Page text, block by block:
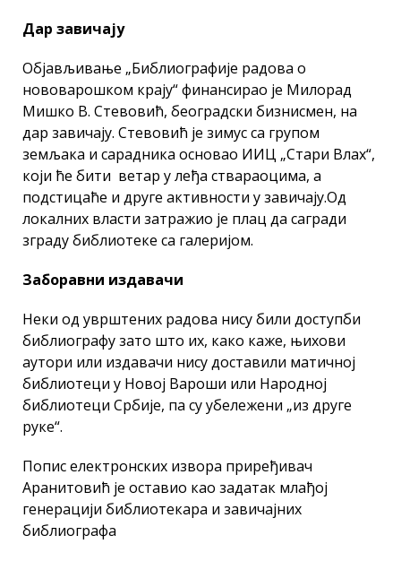
Дар завичају
Објављивање „Библиографије радова о
нововарошком крају“ финансирао је Милорад
Мишко В. Стевовић, београдски бизнисмен, на
дар завичају. Стевовић је зимус са групом
земљака и сарадника основао ИИЦ „Стари Влах“,
који ће бити ветар у леђа ствараоцима, а
подстицаће и друге активности у завичају.Од
локалних власти затражио је плац да сагради
зграду библиотеке са галеријом.
Заборавни издавачи
Неки од уврштених радова нису били доступби
библиографу зато што их, како каже, њихови
аутори или издавачи нису доставили матичној
библиотеци у Новој Вароши или Народној
библиотеци Србије, па су убележени „из друге
руке“.
Попис електронских извора приређивач
Аранитовић је оставио као задатак млађој
генерацији библиотекара и завичајних
библиографа